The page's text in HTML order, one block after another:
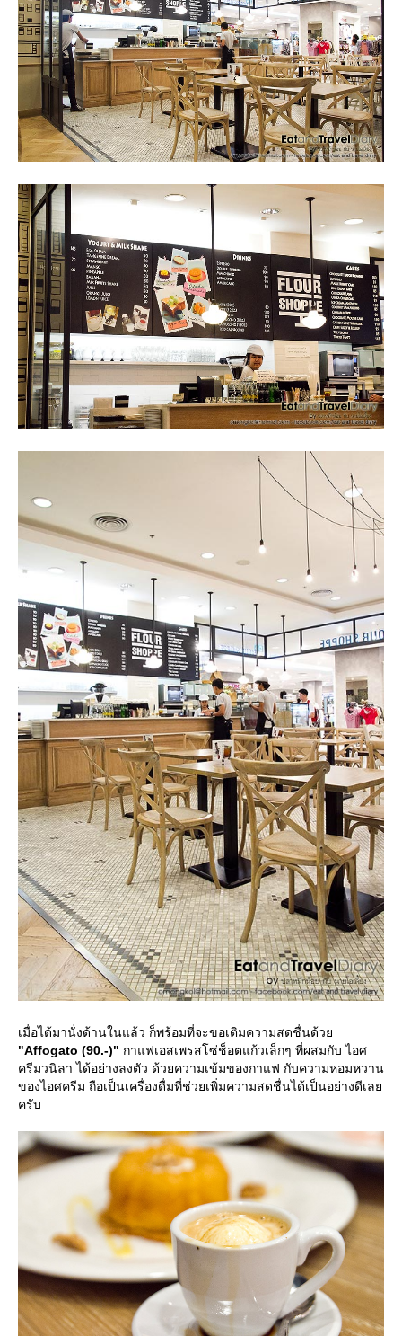
เมื่อได้มานั่งด้านในแล้ว ก็พร้อมที่จะขอเติมความสดชื่นด้ว
"Affogato (90.-)" กาแฟเอสเพรสโซ่ช็อตแก้วเล็กๆ ที่ผสมกับ ไอศ
ครีมวนิลา ได้อย่างลงตัว ด้วยความเข้มของกาแฟ กับความหอมหวาน
ของไอศครีม ถือเป็นเครื่องดื่มที่ช่วยเพิ่มความสดชื่นได้เป็นอย่างดีเล
ครับ